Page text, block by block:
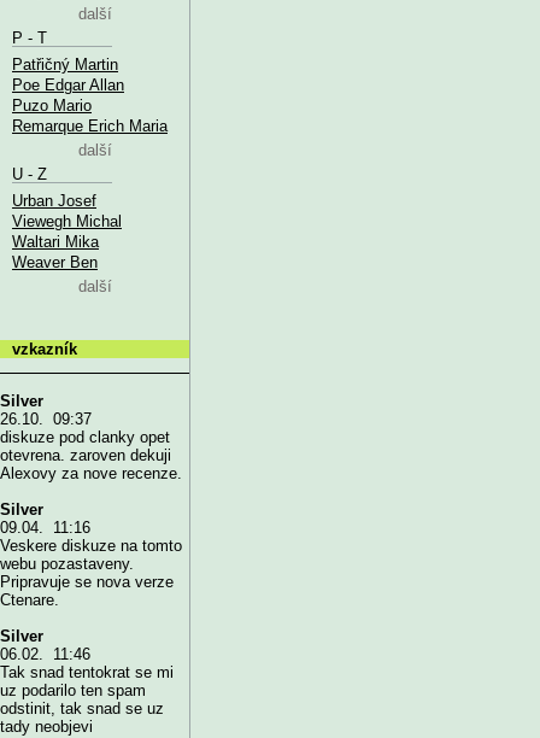
další
P - T
Patřičný Martin
Poe Edgar Allan
Puzo Mario
Remarque Erich Maria
další
U - Z
Urban Josef
Viewegh Michal
Waltari Mika
Weaver Ben
další
vzkazník
Silver
26.10. 09:37
diskuze pod clanky opet
otevrena. zaroven dekuji
Alexovy za nove recenze.
Silver
09.04. 11:16
Veskere diskuze na tomto
webu pozastaveny.
Pripravuje se nova verze
Ctenare.
Silver
06.02. 11:46
Tak snad tentokrat se mi
uz podarilo ten spam
odstinit, tak snad se uz
tady neobjevi